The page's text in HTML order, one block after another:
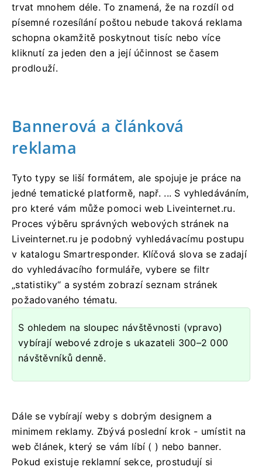
trvat mnohem déle. To znamená, že na rozdíl od
písemné rozesílání poštou nebude taková reklama
schopna okamžitě poskytnout tisíc nebo více
kliknutí za jeden den a její účinnost se časem
prodlouží.
Bannerová a článková
reklama
Tyto typy se liší formátem, ale spojuje je práce na
jedné tematické platformě, např. ... S vyhledáváním,
pro které vám může pomoci web Liveinternet.ru.
Proces výběru správných webových stránek na
Liveinternet.ru je podobný vyhledávacímu postupu
v katalogu Smartresponder. Klíčová slova se zadají
do vyhledávacího formuláře, vybere se filtr
„statistiky“ a systém zobrazí seznam stránek
požadovaného tématu.
S ohledem na sloupec návštěvnosti (vpravo)
vybírají webové zdroje s ukazateli 300–2 000
návštěvníků denně.
Dále se vybírají weby s dobrým designem a
minimem reklamy. Zbývá poslední krok - umístit na
web článek, který se vám líbí ( ) nebo banner.
Pokud existuje reklamní sekce, prostudují si